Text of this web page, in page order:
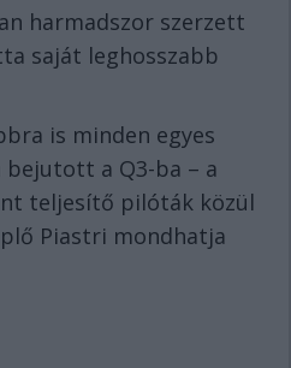
harmadszor szerzett
saját leghosszabb
is minden egyes
a Q3-ba – a
teljesítő pilóták közül
Piastri mondhatja